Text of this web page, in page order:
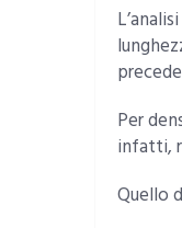
Per
infatti,
Quello